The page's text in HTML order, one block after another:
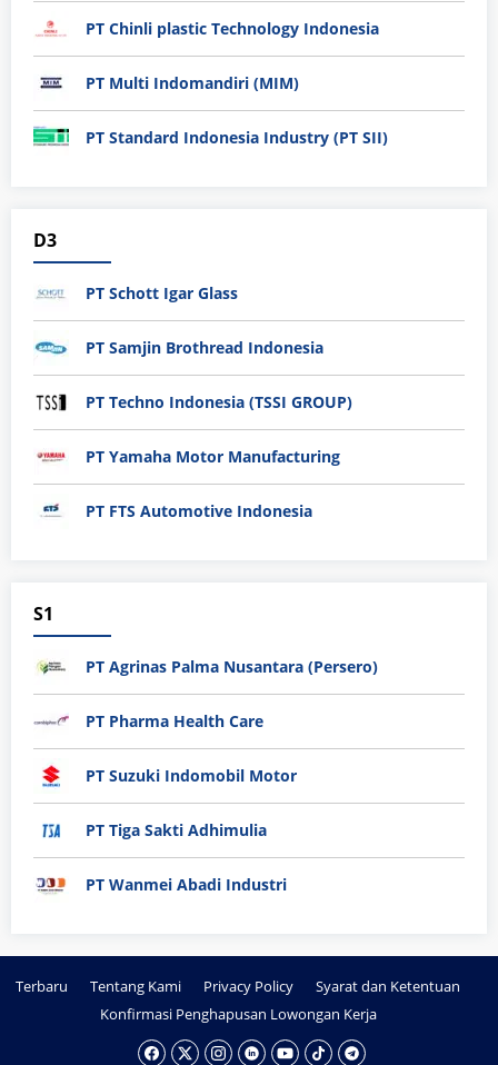
PT Chinli plastic Technology Indonesia
PT Multi Indomandiri (MIM)
PT Standard Indonesia Industry (PT SII)
D3
PT Schott Igar Glass
PT Samjin Brothread Indonesia
PT Techno Indonesia (TSSI GROUP)
PT Yamaha Motor Manufacturing
PT FTS Automotive Indonesia
S1
PT Agrinas Palma Nusantara (Persero)
PT Pharma Health Care
PT Suzuki Indomobil Motor
PT Tiga Sakti Adhimulia
PT Wanmei Abadi Industri
Terbaru Tentang Kami Privacy Policy
Syarat dan Ketentuan
Konfirmasi Penghapusan Lowongan Kerja